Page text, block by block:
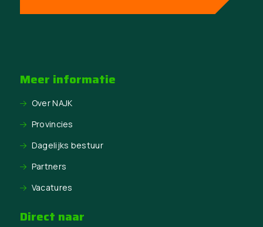
Meer informatie
Over NAJK
Provincies
Dagelijks bestuur
Partners
Vacatures
Direct naar